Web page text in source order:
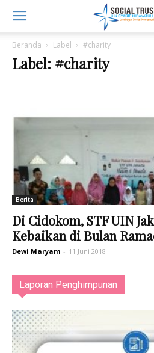
Beranda Label #charity
Label: #charity
Berita
Di Cidokom, STF UIN
Kebaikan di Bulan
Dewi Maryam - 11 Juni 2018
Laporan Penghimpunan